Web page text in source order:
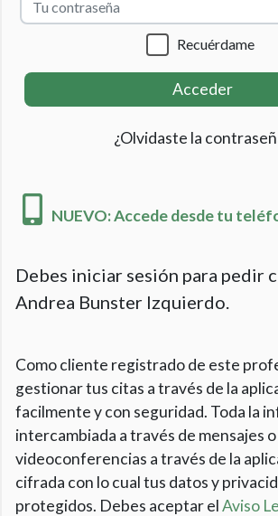
Recuérdame
Acceder
¿Olvidaste la
NUEVO: Accede desde tu
Debes iniciar sesión para pedir
Andrea Bunster Izquierdo.
Como cliente registrado de este
gestionar tus citas a través de la
facilmente y con seguridad. Toda la
intercambiada a través de mensajes o
videoconferencias a través de la
cifrada con lo cual tus datos y
protegidos. Debes aceptar elAviso